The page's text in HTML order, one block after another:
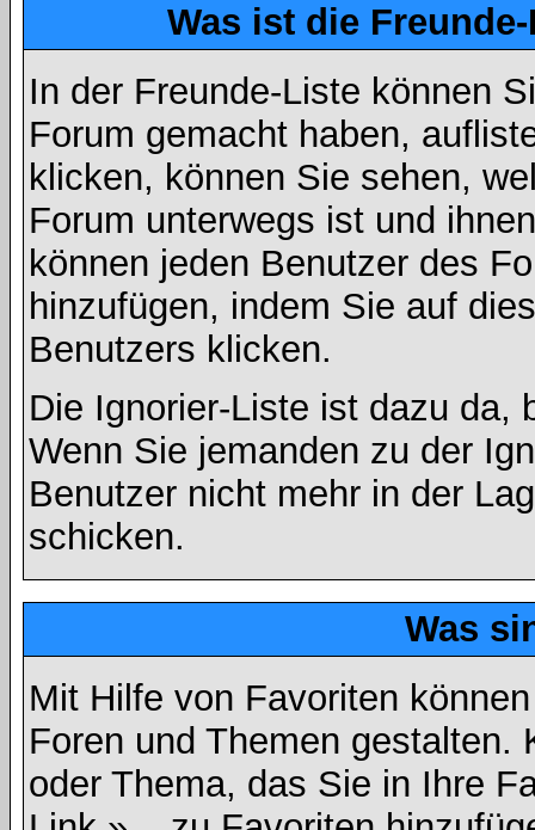
Was ist die
In der Freunde-Liste können
Forum gemacht haben,
klicken, können Sie sehen,
Forum unterwegs ist und
können jeden Benutzer des
hinzufügen, indem Sie auf
Benutzers klicken.
Die Ignorier-Liste ist dazu da,
Wenn Sie jemanden zu der
Benutzer nicht mehr in der
schicken.
Was
Mit Hilfe von Favoriten
Foren und Themen
oder Thema, das Sie in Ihre